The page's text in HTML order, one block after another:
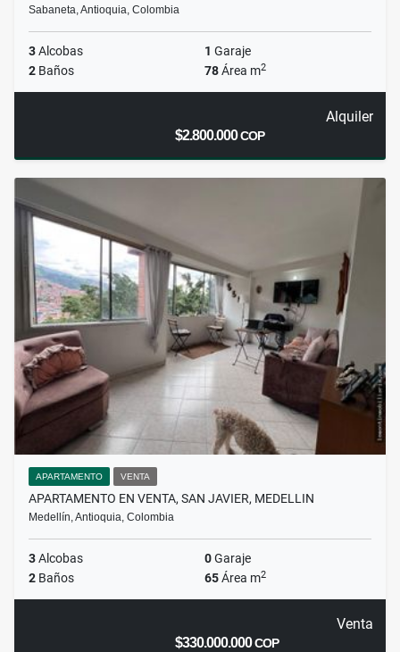
Sabaneta, Antioquia, Colombia
3Alcobas 1 Garaje
2 Baños 78Área m2
Alquiler
$2.800.000COP
APARTAMENTO VENTA
APARTAMENTO EN VENTA, SAN JAVIER, MEDELLIN
Medellín, Antioquia, Colombia
3Alcobas 0Garaje
2 Baños 65Área m2
Venta
$330.000.000COP